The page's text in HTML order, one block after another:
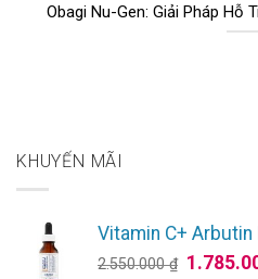
Obagi Nu-Gen: Giải Pháp Hỗ
KHUYẾN MÃI
Vitamin C+
2.550.000₫ Giá